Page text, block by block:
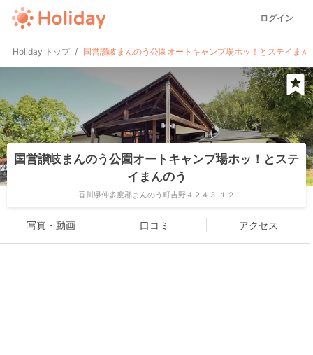
ログイン
Holiday トップ 国営讃岐まんのう公園オートキャンプ場ホッ！とステイまん
国営讃岐まんのう公園オートキャンプ場ホッ！とステ
イまんのう
香川県仲多度郡まんのう町吉野４２４３-１２
写真・動画 口コミ アクセス